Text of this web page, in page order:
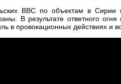
ВВС по объектам в Сирии
В результате ответного
в провокационных действиях и